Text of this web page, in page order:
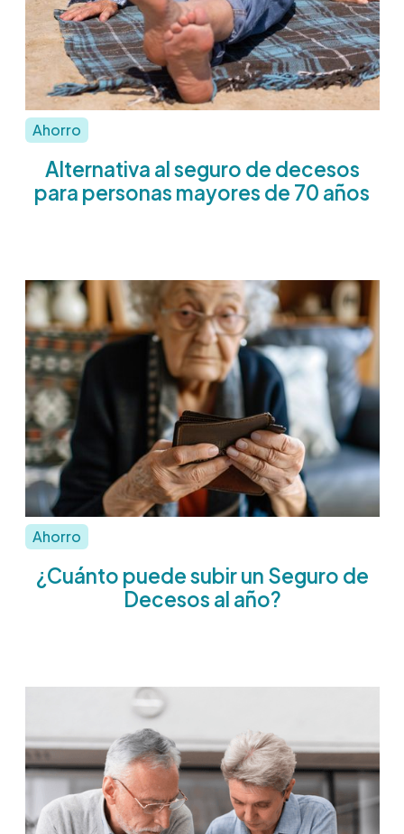
Ahorro
Alternativa al seguro de decesos
para personas mayores de 70 años
Ahorro
¿Cuánto puede subir un Seguro de
Decesos al año?